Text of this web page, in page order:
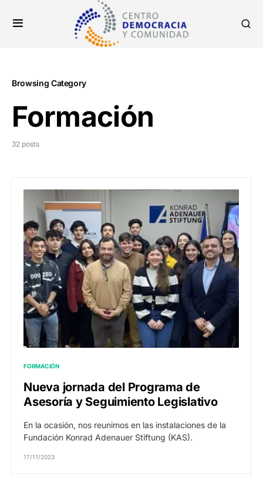
Browsing Category
Formación
32 posts
FORMACIÓN
Nueva jornada del Programa de
Asesoría y Seguimiento Legislativo
En la ocasión, nos reunimos en las instalaciones de la
Fundación Konrad Adenauer Stiftung (KAS).
17/11/2023